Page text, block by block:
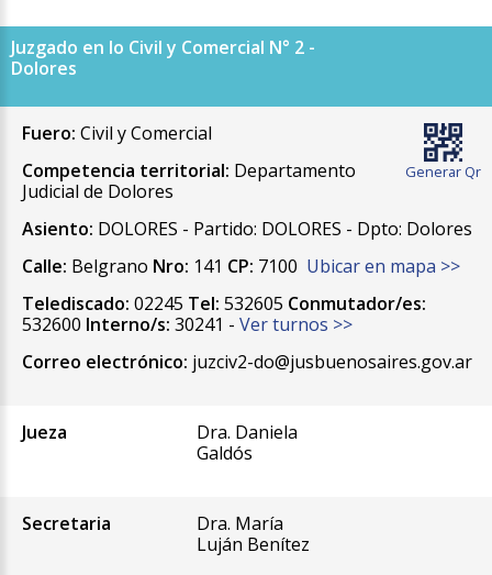
Juzgado en lo Civil y Comercial N° 2 -
Dolores
Generar Qr
Fuero: Civil y Comercial
Competencia territorial: Departamento
Judicial de Dolores
Asiento: DOLORES - Partido: DOLORES - Dpto: Dolores
Calle: Belgrano Nro: 141 CP: 7100 Ubicar en mapa >>
Telediscado: 02245 Tel: 532605 Conmutador/es:
532600 Interno/s: 30241 - Ver turnos >>
Correo electrónico: juzciv2-do@jusbuenosaires.gov.ar
Jueza
Dra. Daniela
Galdós
Secretaria
Dra. María
Luján Benítez